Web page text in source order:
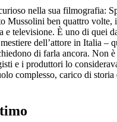
nella sua filmografia:
Mussolini ben quattro volte,
e televisione. È uno di quei
dell’attore in Italia –
di farla ancora. Non è
e i produttori lo
complesso, carico di